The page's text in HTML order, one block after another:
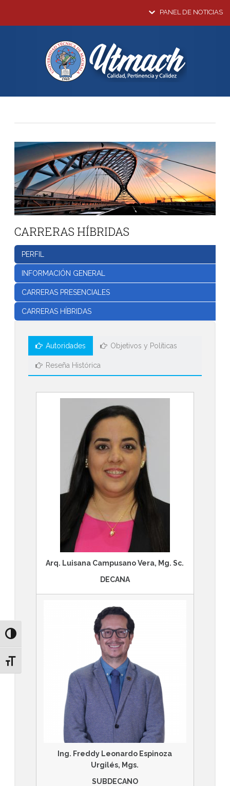
Alternar alto contraste
Alternar tamaño de letra
PANEL DE NOTICIAS
CARRERAS HÍBRIDAS
PERFIL
INFORMACIÓN GENERAL
CARRERAS PRESENCIALES
CARRERAS HÍBRIDAS
Autoridades Objetivos y Políticas
Reseña Histórica
Arq. Luisana Campusano Vera, Mg. Sc.
DECANA
Ing. Freddy Leonardo Espinoza
Urgilés, Mgs.
SUBDECANO